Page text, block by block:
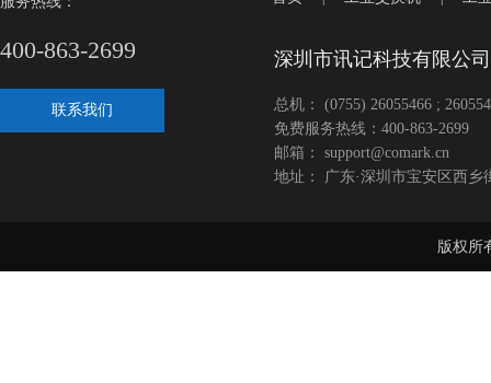
400-863-2699
联系我们
深圳市讯记科技有限公司
总机： (0755) 26055466 ;
免费服务热线：400-863-2699
邮箱： support@comark.cn
地址： 广东·深圳市宝安区西
版权所